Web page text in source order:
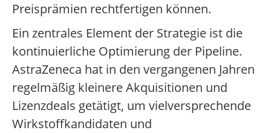
Preisprämien rechtfertigen können.
Ein zentrales Element der Strategie ist die
kontinuierliche Optimierung der Pipeline.
AstraZeneca hat in den vergangenen Jahren
regelmäßig kleinere Akquisitionen und
Lizenzdeals getätigt, um vielversprechende
Wirkstoffkandidaten und